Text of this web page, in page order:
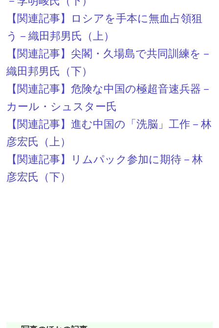
【関連記事】ロシアを手本に無血占領狙
う－織田邦男氏（上）
【関連記事】尖閣・久場島で共同訓練を－
織田邦男氏（下）
【関連記事】危険な中国の極超音速兵器－
カール・シュスター氏
【関連記事】進む中国の「洗脳」工作－林
彦宏氏（上）
【関連記事】リムパック参加に期待－林
彦宏氏（下）